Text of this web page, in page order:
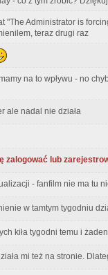
"The Administrator is
teraz drugi raz
na to wpływu - no
ale nadal nie działa
zalogować lub
- fanfilm nie ma tu
w tamtym tygodniu
kiła tygodni temu i
mi też na stronie.